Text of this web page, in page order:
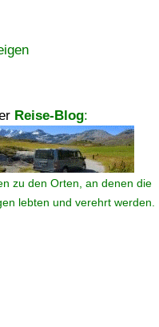
Reise-Blog:
zu den Orten, an denen die
lebten und verehrt werden.